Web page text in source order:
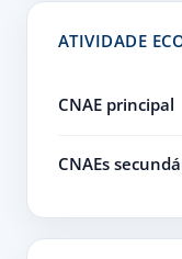
ATIVIDADE
CNAE principal
CNAEs